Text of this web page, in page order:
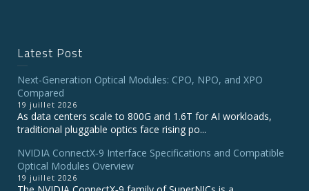
Latest Post
Next-Generation Optical Modules: CPO, NPO, and XPO
Compared
19 juillet 2026
As data centers scale to 800G and 1.6T for AI workloads,
traditional pluggable optics face rising po...
NVIDIA ConnectX‑9 Interface Specifications and Compatible
Optical Modules Overview
19 juillet 2026